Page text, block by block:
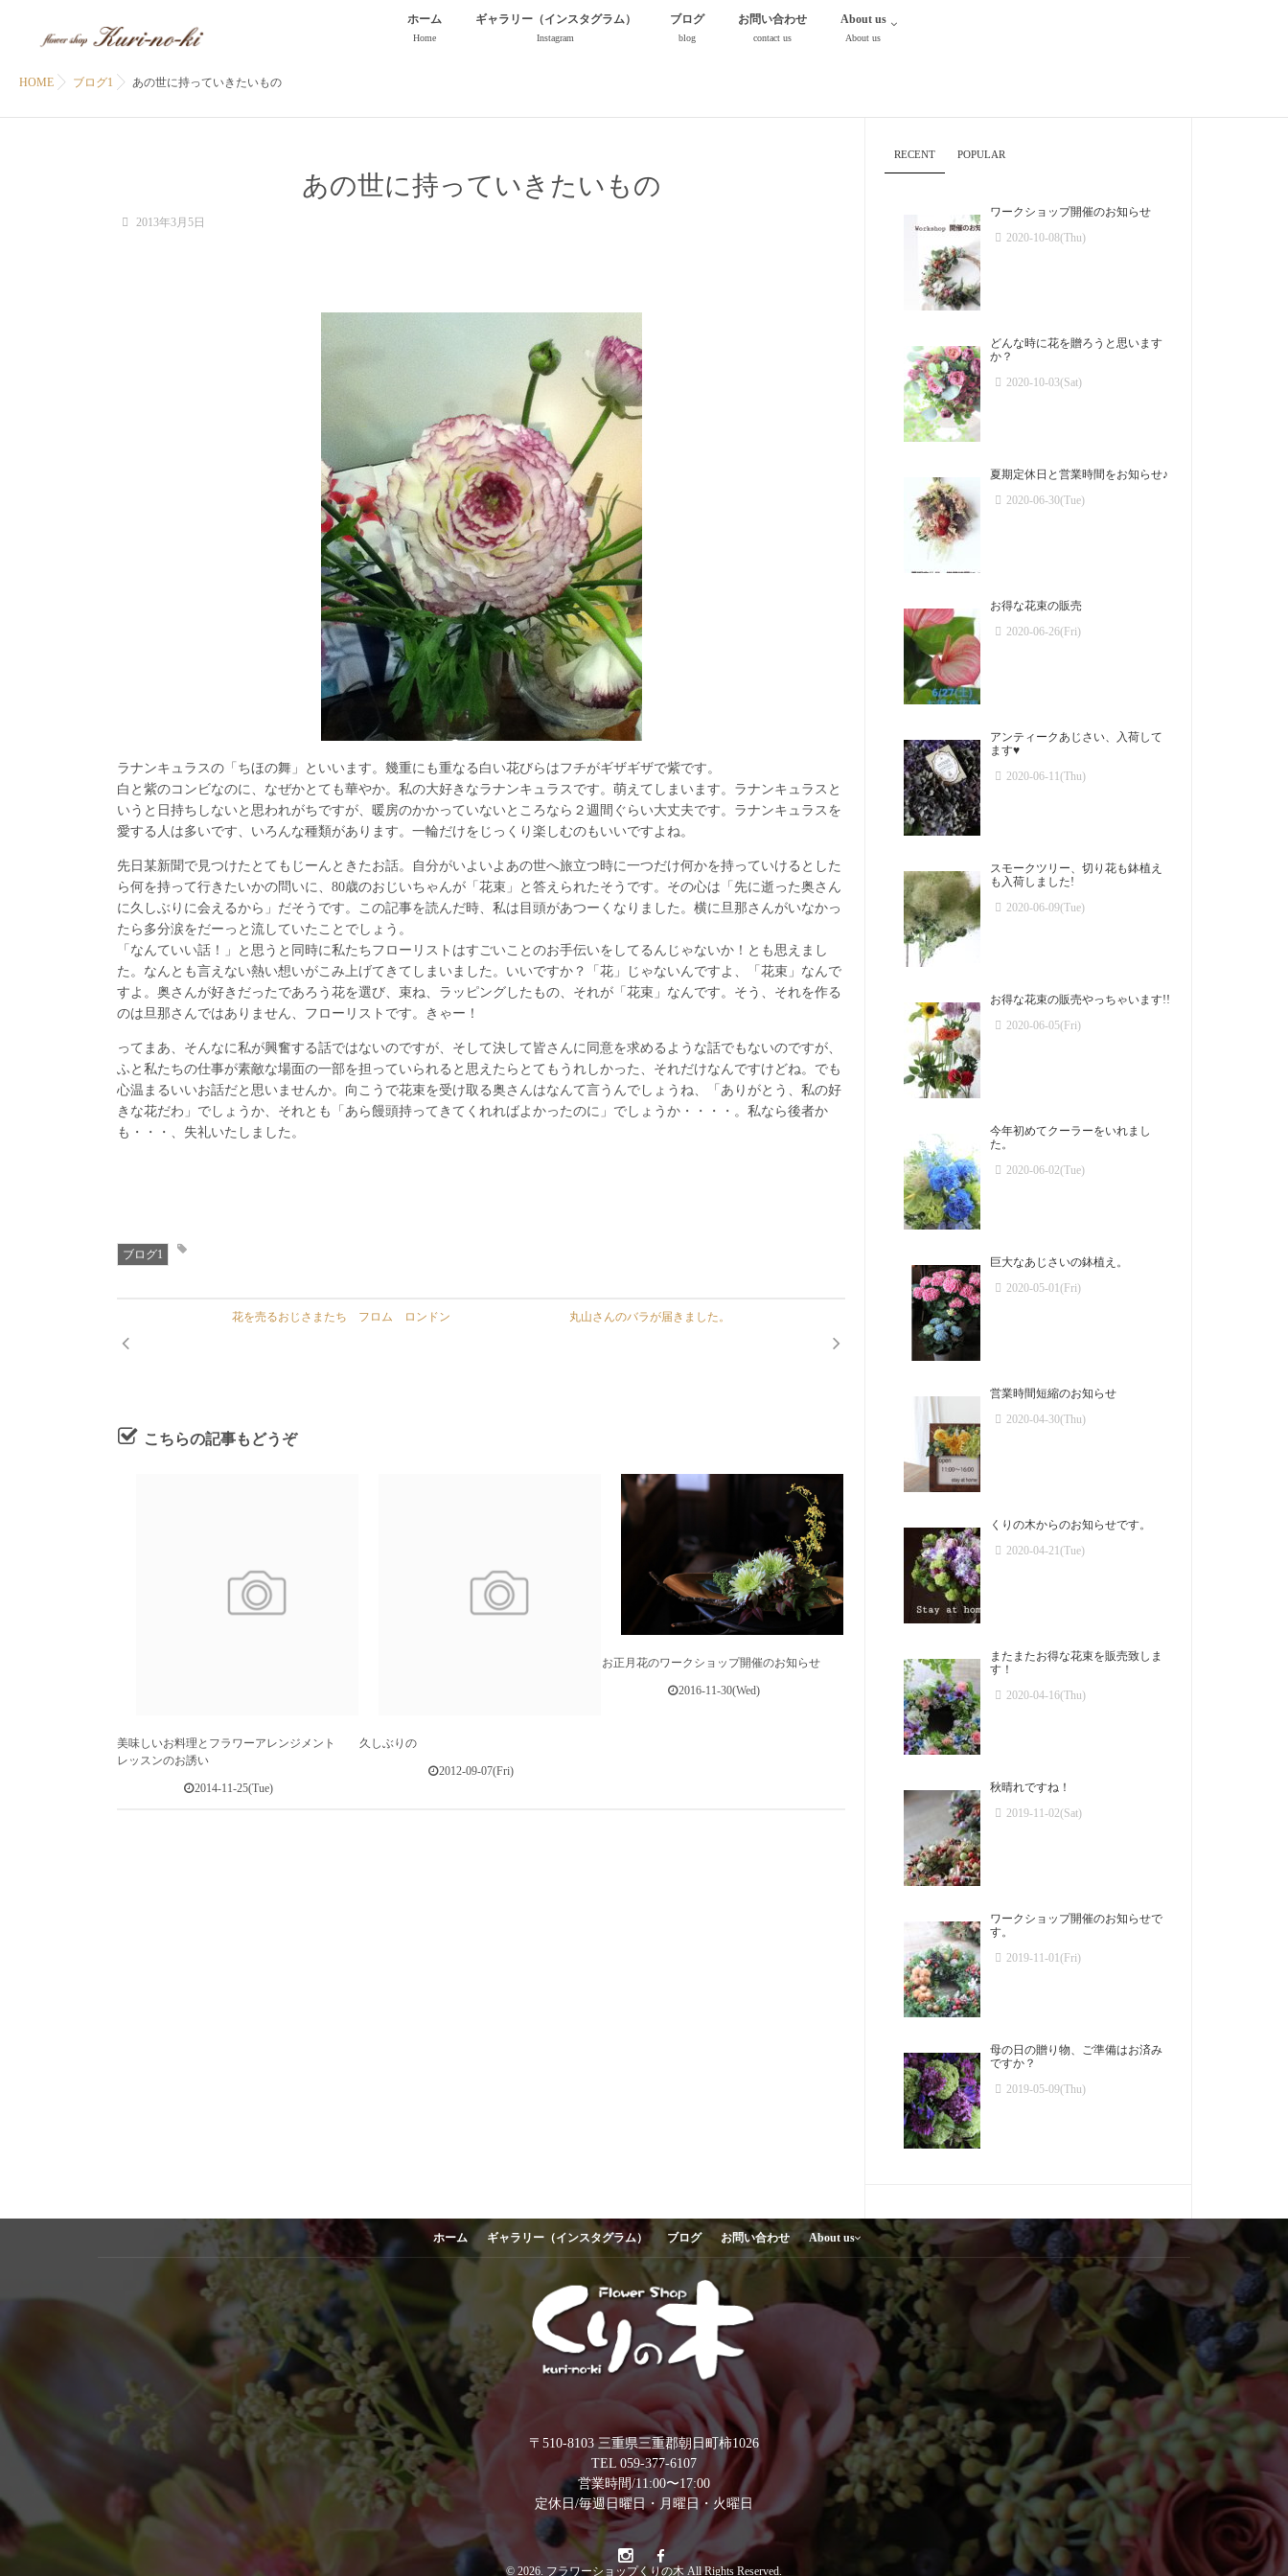
ホーム
Home
ギャラリー（インスタグラム）
Instagram
ブログ
blog
お問い合わせ
contact us
About us
About us
HOME ブログ1 あの世に持っていきたいもの
あの世に持っていきたいもの
2013年3月5日
ラナンキュラスの「ちほの舞」といいます。幾重にも重なる白い花びらはフチがギザギザで紫です。
白と紫のコンビなのに、なぜかとても華やか。私の大好きなラナンキュラスです。萌えてしまいます。ラナンキュラスと
いうと日持ちしないと思われがちですが、暖房のかかっていないところなら２週間ぐらい大丈夫です。ラナンキュラスを
愛する人は多いです、いろんな種類があります。一輪だけをじっくり楽しむのもいいですよね。
先日某新聞で見つけたとてもじーんときたお話。自分がいよいよあの世へ旅立つ時に一つだけ何かを持っていけるとした
ら何を持って行きたいかの問いに、80歳のおじいちゃんが「花束」と答えられたそうです。その心は「先に逝った奥さん
に久しぶりに会えるから」だそうです。この記事を読んだ時、私は目頭があつーくなりました。横に旦那さんがいなかっ
たら多分涙をだーっと流していたことでしょう。
「なんていい話！」と思うと同時に私たちフローリストはすごいことのお手伝いをしてるんじゃないか！とも思えまし
た。なんとも言えない熱い想いがこみ上げてきてしまいました。いいですか？「花」じゃないんですよ、「花束」なんで
すよ。奥さんが好きだったであろう花を選び、束ね、ラッピングしたもの、それが「花束」なんです。そう、それを作る
のは旦那さんではありません、フローリストです。きゃー！
ってまあ、そんなに私が興奮する話ではないのですが、そして決して皆さんに同意を求めるような話でもないのですが、
ふと私たちの仕事が素敵な場面の一部を担っていられると思えたらとてもうれしかった、それだけなんですけどね。でも
心温まるいいお話だと思いませんか。向こうで花束を受け取る奥さんはなんて言うんでしょうね、「ありがとう、私の好
きな花だわ」でしょうか、それとも「あら饅頭持ってきてくれればよかったのに」でしょうか・・・・。私なら後者か
も・・・、失礼いたしました。
ブログ1
花を売るおじさまたち フロム ロンドン 丸山さんのバラが届きました。
こちらの記事もどうぞ
美味しいお料理とフラワーアレンジメント
レッスンのお誘い
2014-11-25(Tue)
久しぶりの
2012-09-07(Fri)
お正月花のワークショップ開催のお知らせ
2016-11-30(Wed)
RECENT POPULAR
ワークショップ開催のお知らせ
2020-10-08(Thu)
どんな時に花を贈ろうと思います
か？
2020-10-03(Sat)
夏期定休日と営業時間をお知らせ♪
2020-06-30(Tue)
お得な花束の販売
2020-06-26(Fri)
アンティークあじさい、入荷して
ます♥️
2020-06-11(Thu)
スモークツリー、切り花も鉢植え
も入荷しました!
2020-06-09(Tue)
お得な花束の販売やっちゃいます!!
2020-06-05(Fri)
今年初めてクーラーをいれまし
た。
2020-06-02(Tue)
巨大なあじさいの鉢植え。
2020-05-01(Fri)
営業時間短縮のお知らせ
2020-04-30(Thu)
くりの木からのお知らせです。
2020-04-21(Tue)
またまたお得な花束を販売致しま
す！
2020-04-16(Thu)
秋晴れですね！
2019-11-02(Sat)
ワークショップ開催のお知らせで
す。
2019-11-01(Fri)
母の日の贈り物、ご準備はお済み
ですか？
2019-05-09(Thu)
ホーム ギャラリー（インスタグラム） ブログ お問い合わせ About us
〒510-8103 三重県三重郡朝日町柿1026
TEL 059-377-6107
営業時間/11:00〜17:00
定休日/毎週日曜日・月曜日・火曜日
© 2026. フラワーショップくりの木 All Rights Reserved.